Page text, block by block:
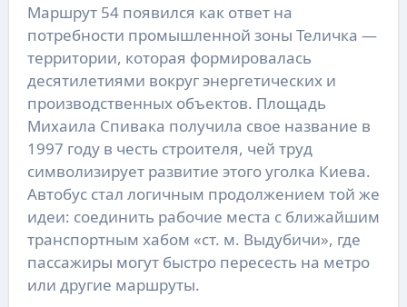
Маршрут 54 появился как ответ на
потребности промышленной зоны Теличка —
территории, которая формировалась
десятилетиями вокруг энергетических и
производственных объектов. Площадь
Михаила Спивака получила свое название в
1997 году в честь строителя, чей труд
символизирует развитие этого уголка Киева.
Автобус стал логичным продолжением той же
идеи: соединить рабочие места с ближайшим
транспортным хабом «ст. м. Выдубичи», где
пассажиры могут быстро пересесть на метро
или другие маршруты.